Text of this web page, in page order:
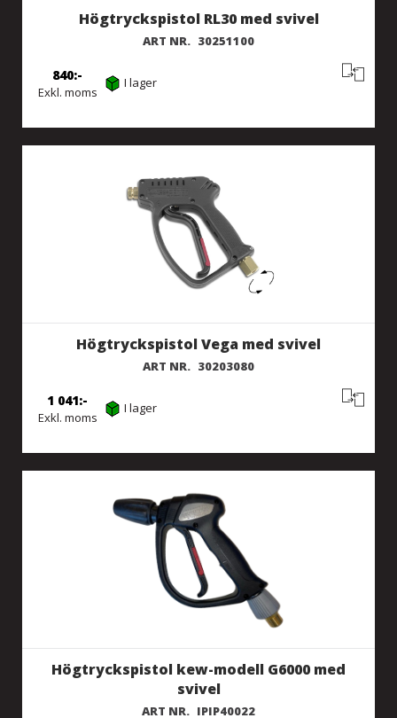
Högtryckspistol RL30 med svivel
ART NR. 30251100
Exkl. moms
840 I lager
Högtryckspistol Vega med svivel
ART NR. 30203080
Exkl. moms
1 041 I lager
Högtryckspistol kew-modell G6000 med
svivel
ART NR. IPIP40022